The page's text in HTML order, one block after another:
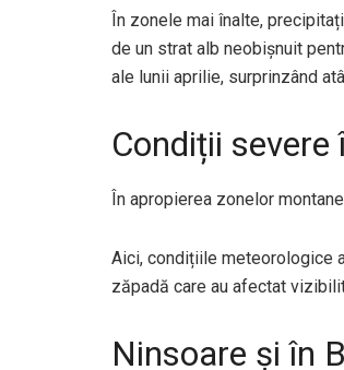
În zonele mai înalte,
de un strat alb neobișnuit
ale lunii aprilie, surprinzând
Condiții
În apropierea zonelor
Aici, condițiile meteorologice
zăpadă care au afectat
Ninsoare și în